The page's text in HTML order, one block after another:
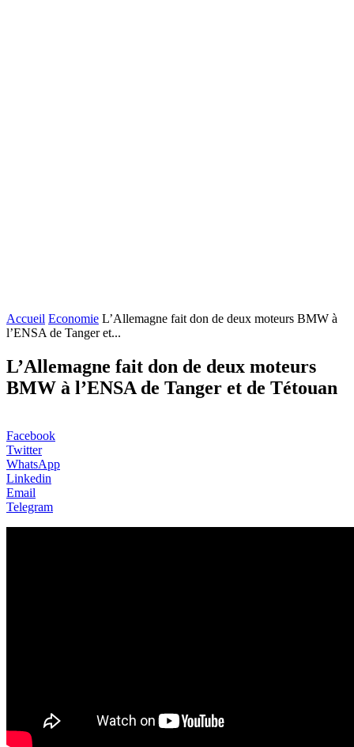
Accueil Economie L’Allemagne fait don de deux moteurs BMW à
l’ENSA de Tanger et...
L’Allemagne fait don de deux moteurs
BMW à l’ENSA de Tanger et de Tétouan
Facebook
Twitter
WhatsApp
Linkedin
Email
Telegram